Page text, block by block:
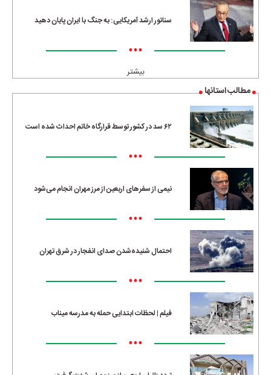
سناتور ارشد آمریکایی: به جنگ با ایران پایان دهید
•••
بیشتر
مطالب استانها
۶۲ سد در کشور توسط قرارگاه خاتم احداث شده است
•••
نیمی از سفرهای اربعین از مرز مهران انجام می‌شود
•••
احتمال شنیده‌شدن صدای انفجار در شرق تهران
•••
فیلم | لحظات ابتدایی حمله به مدرسه میناب
•••